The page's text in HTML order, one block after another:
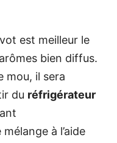
est meilleur le
bien diffus.
mou, il sera
du réfrigérateur
à l’aide